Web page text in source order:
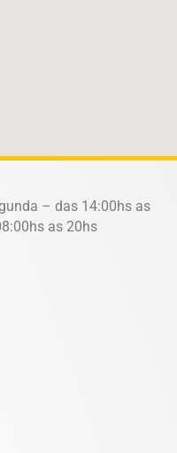
– das 14:00hs as
as 20hs